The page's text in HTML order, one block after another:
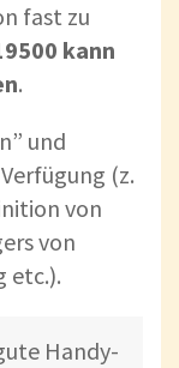
fast zu
kann
.
und
(z.
von
von
etc.).
Handy-